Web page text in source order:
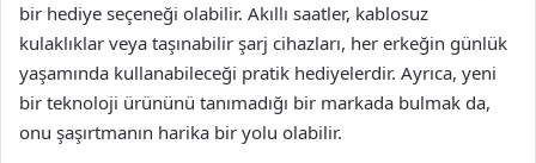
bir hediye seçeneği olabilir. Akıllı saatler, kablosuz
kulaklıklar veya taşınabilir şarj cihazları, her erkeğin günlük
yaşamında kullanabileceği pratik hediyelerdir. Ayrıca, yeni
bir teknoloji ürününü tanımadığı bir markada bulmak da,
onu şaşırtmanın harika bir yolu olabilir.